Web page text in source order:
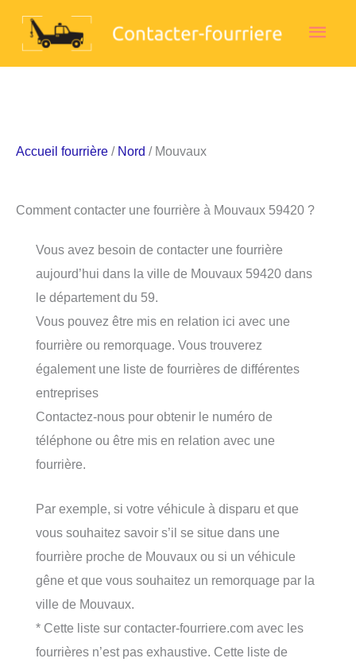
Accueil fourrière / Nord / Mouvaux
Comment contacter une fourrière à Mouvaux 59420 ?
Vous avez besoin de contacter une fourrière
aujourd’hui dans la ville de Mouvaux 59420 dans
le département du 59.
Vous pouvez être mis en relation ici avec une
fourrière ou remorquage. Vous trouverez
également une liste de fourrières de différentes
entreprises
Contactez-nous pour obtenir le numéro de
téléphone ou être mis en relation avec une
fourrière.
Par exemple, si votre véhicule à disparu et que
vous souhaitez savoir s’il se situe dans une
fourrière proche de Mouvaux ou si un véhicule
gêne et que vous souhaitez un remorquage par la
ville de Mouvaux.
* Cette liste sur contacter-fourriere.com avec les
fourrières n’est pas exhaustive. Cette liste de